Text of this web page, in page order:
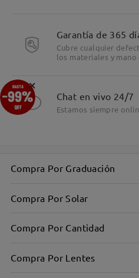
Garantía de 365
Cubre cualquier
los materiales y
Chat en vivo 24/7
Estamos siempre
Compra Por Graduación
Compra Por Solar
Compra Por Cantidad
Compra Por Lentes
×